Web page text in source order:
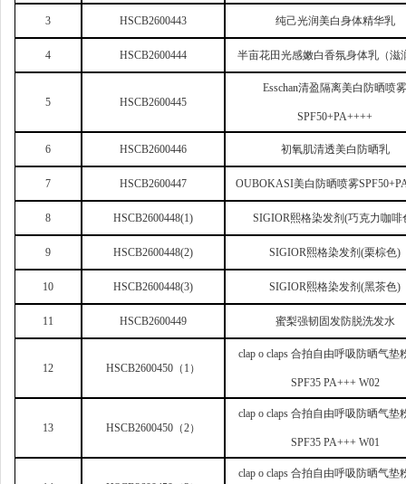
3 HSCB2600443 纯己光润美白身体精华乳
4 HSCB2600444 半亩花田光感嫩白香氛身体乳（滋
5 HSCB2600445
Esschan清盈隔离美白防晒喷
SPF50+PA++++
6 HSCB2600446 初氧肌清透美白防晒乳
7 HSCB2600447 OUBOKASI美白防晒喷雾
8 HSCB2600448(1) SIGIOR熙格染发剂(巧克力咖啡
9 HSCB2600448(2) SIGIOR熙格染发剂(栗棕色)
10 HSCB2600448(3) SIGIOR熙格染发剂(黑茶色)
11 HSCB2600449 蜜梨强韧固发防脱洗发水
12 HSCB2600450 （1）
clap o claps 合拍自由呼吸防晒气垫
SPF35 PA+++ W02
13 HSCB2600450 （2）
clap o claps 合拍自由呼吸防晒气垫
SPF35 PA+++ W01
clap o claps 合拍自由呼吸防晒气垫